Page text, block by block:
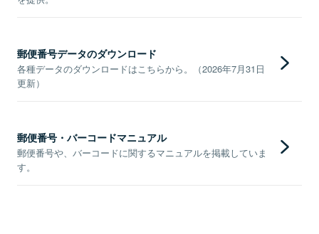
郵便番号データのダウンロード
各種データのダウンロードはこちらから。（2026年7月31日
更新）
郵便番号・バーコードマニュアル
郵便番号や、バーコードに関するマニュアルを掲載していま
す。